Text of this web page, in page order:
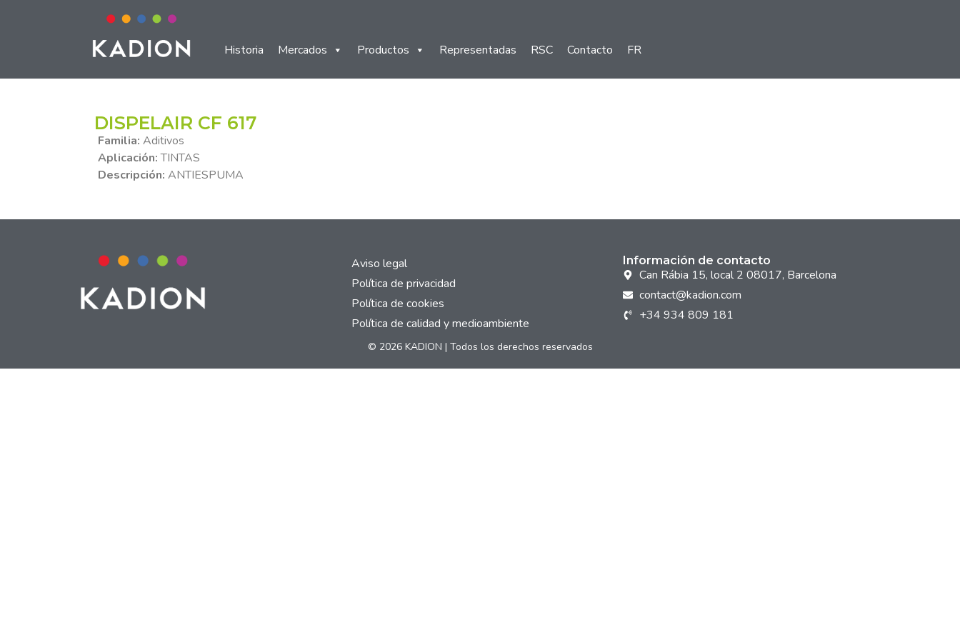
Historia Mercados Productos Representadas RSC Contacto FR
DISPELAIR CF 617
Familia: Aditivos
Aplicación:TINTAS
Descripción: ANTIESPUMA
Aviso legal
Política de privacidad
Política de cookies
Política de calidad y medioambiente
Información de contacto
Can Rábia 15, local 2 08017, Barcelona
contact@kadion.com
+34 934 809 181
© 2026 KADION | Todos los derechos reservados